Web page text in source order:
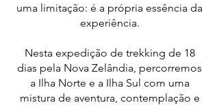
uma limitação: é a própria essência da
experiência.
Nesta expedição de trekking de 18
dias pela Nova Zelândia, percorremos
a Ilha Norte e a Ilha Sul com uma
mistura de aventura, contemplação e